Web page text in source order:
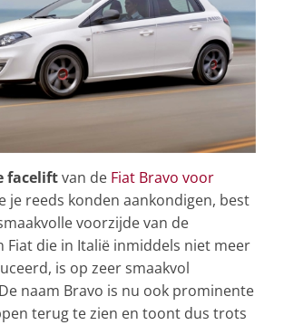
faceliftvan de Fiat Bravo voor
je reeds konden aankondigen, best
voorzijde van de
Fiat die in Italië inmiddels niet meer
is op zeer smaakvol
naam Bravo is nu ook prominente
terug te zien en toont dus trots